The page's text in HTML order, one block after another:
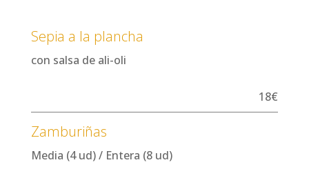
Sepia a la plancha
con salsa de ali-oli
18€
Zamburiñas
Media (4 ud) / Entera (8 ud)